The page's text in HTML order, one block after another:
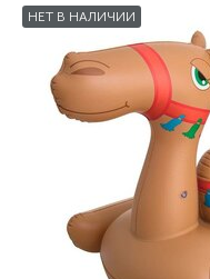
НЕТ В НАЛИЧИИ